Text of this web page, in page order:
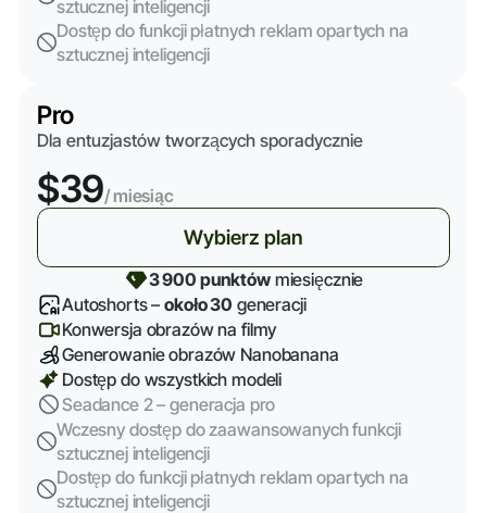
sztucznej inteligencji
Dostęp do funkcji płatnych reklam opartych na
sztucznej inteligencji
Pro
Dla entuzjastów tworzących sporadycznie
$39/ miesiąc
Wybierz plan
3 900 punktówmiesięcznie
Autoshorts –około 30 generacji
Konwersja obrazów na filmy
Generowanie obrazów Nanobanana
Dostęp do wszystkich modeli
Seadance 2 – generacja pro
Wczesny dostęp do zaawansowanych funkcji
sztucznej inteligencji
Dostęp do funkcji płatnych reklam opartych na
sztucznej inteligencji